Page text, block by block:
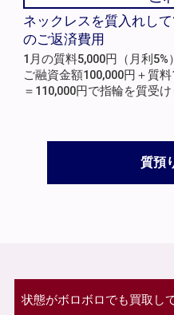
ネックレスを質入れし
のご返済費用
1月の質料5,000円（月利5%）
ご融資金額100,000円＋質料
＝110,000円で指輪を質受
質預
状態がボロボロでも買取し